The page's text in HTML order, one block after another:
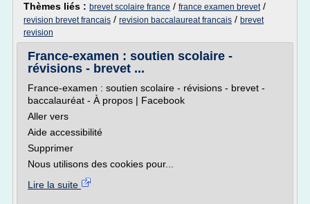
Thèmes liés : brevet scolaire france / france examen brevet/
revision brevet francais / revision baccalaureat francais / brevet
revision
France-examen : soutien scolaire -
révisions - brevet ...
France-examen : soutien scolaire - révisions - brevet -
baccalauréat - À propos | Facebook
Aller vers
Aide accessibilité
Supprimer
Nous utilisons des cookies pour...
Lire la suite